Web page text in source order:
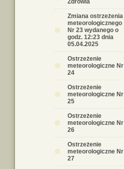
Zdrowia
Zmiana ostrzeżenia
meteorologicznego
Nr 23 wydanego o
godz. 12:23 dnia
05.04.2025
Ostrzeżenie
meteorologiczne Nr
24
Ostrzeżenie
meteorologiczne Nr
25
Ostrzeżenie
meteorologiczne Nr
26
Ostrzeżenie
meteorologiczne Nr
27